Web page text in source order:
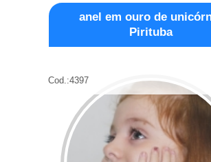
anel em ouro de
Pirituba
Cod.:4397